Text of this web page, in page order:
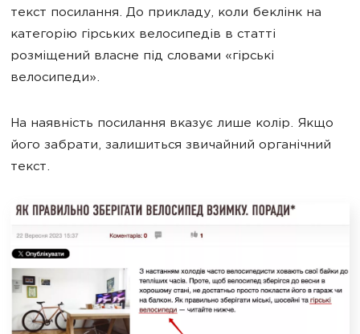
текст посилання. До прикладу, коли беклінк на
категорію гірських велосипедів в статті
розміщений власне під словами «гірські
велосипеди».
На наявність посилання вказує лише колір. Якщо
його забрати, залишиться звичайний органічний
текст.